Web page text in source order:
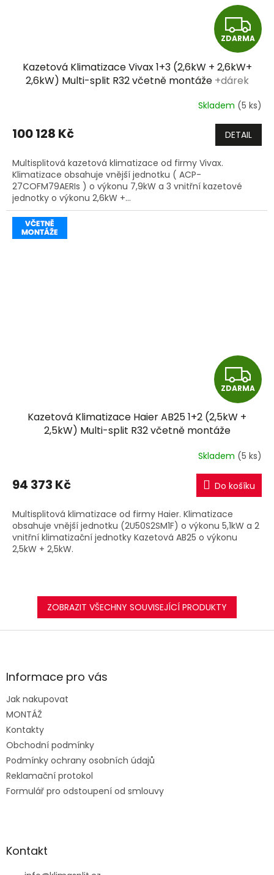
Z
D
A
R
M
A
ZDARMA
Kazetová Klimatizace Vivax 1+3 (2,6kW + 2,6kW+
2,6kW) Multi-split R32 včetně montáže +dárek
Skladem (5 ks)
100 128 Kč DETAIL
Multisplitová kazetová klimatizace od firmy Vivax.
Klimatizace obsahuje vnější jednotku ( ACP-
27COFM79AERIs ) o výkonu 7,9kW a 3 vnitřní kazetové
jednotky o výkonu 2,6kW +...
Z
D
R
M
A
ZDARMA
Kazetová Klimatizace Haier AB25 1+2 (2,5kW +
2,5kW) Multi-split R32 včetně montáže
Skladem (5 ks)
94 373 Kč Do košíku
Multisplitová klimatizace od firmy Haier. Klimatizace
obsahuje vnější jednotku (2U50S2SM1F) o výkonu 5,1kW a 2
vnitřní klimatizační jednotky Kazetová AB25 o výkonu
2,5kW + 2,5kW.
ZOBRAZIT VŠECHNY SOUVISEJÍCÍ PRODUKTY
Z
aInformace pro vás
Jak nakupovat
MONTÁŽ
Kontakty
Obchodní podmínky
Podmínky ochrany osobních údajů
Reklamační protokol
Formulář pro odstoupení od smlouvy
Kontakt